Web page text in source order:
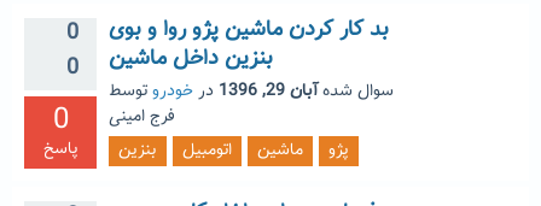
0
0
0
پاسخ
بد کار کردن ماشین پژو روا و بوی
بنزین داخل ماشین
سوال شدهآبان 29, 1396 درخودروتوسط
فرج امینی
بنزین
اتومبیل ماشین پژو